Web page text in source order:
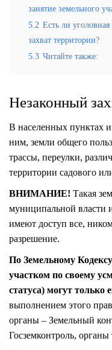
занятие земельного
5.2 Есть ли уголовная
захват территории?
5.3 Читайте также:
Незаконный
В населенных пунктах
ним, земли общего
трассы, переулки,
территории садового
ВНИМАНИЕ! Такая
муниципальной власти
имеют доступ все,
разрешение.
По Земельному
участком по своему
статуса) могут только
выполнением этого
органы – Земельный
Госземконтроль,